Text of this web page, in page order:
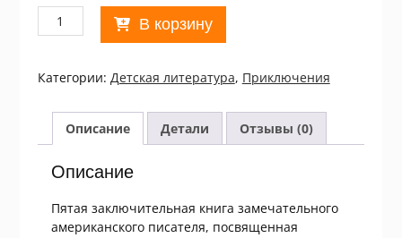
Количество
товара
Фенимер
Прерия
В корзину
Категории: Детская литература, Приключения
Описание Детали Отзывы (0)
Описание
Пятая заключительная книга замечательного
американского писателя, посвященная